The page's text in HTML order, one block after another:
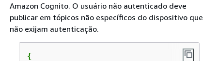
Amazon Cognito. O usuário não autenticado deve
publicar em tópicos não específicos do dispositivo que
não exijam autenticação.
{